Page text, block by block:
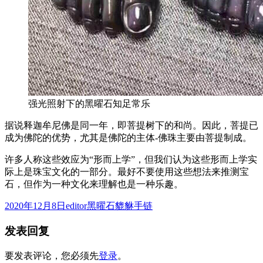
强光照射下的黑曜石知足常乐
据说释迦牟尼佛是同一年，即菩提树下的和尚。因此，菩提已
成为佛陀的优势，尤其是佛陀的主体-佛珠主要由菩提制成。
许多人称这些效应为“形而上学”，但我们认为这些形而上学实
际上是珠宝文化的一部分。最好不要使用这些想法来推测宝
石，但作为一种文化来理解也是一种乐趣。
发
于
2020年12月8日 作
editor分
黑曜石貔貅手链
发表回复
要发表评论，您必须先登录。